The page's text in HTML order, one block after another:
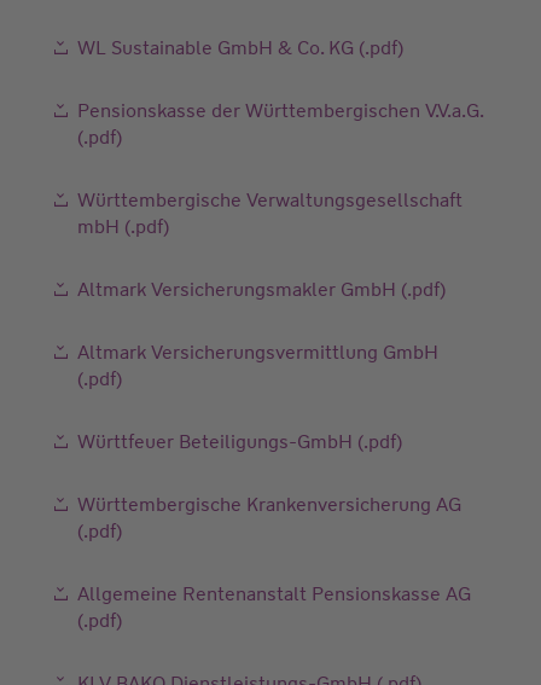
WL Sustainable GmbH & Co. KG (.pdf)
Pensionskasse der Württembergischen V.V.a.G.
(.pdf)
Württembergische Verwaltungsgesellschaft
mbH (.pdf)
Altmark Versicherungsmakler GmbH (.pdf)
Altmark Versicherungsvermittlung GmbH
(.pdf)
Württfeuer Beteiligungs-GmbH (.pdf)
Württembergische Krankenversicherung AG
(.pdf)
Allgemeine Rentenanstalt Pensionskasse AG
(.pdf)